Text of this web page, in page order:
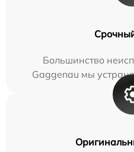
Большинство
Gaggenau мы